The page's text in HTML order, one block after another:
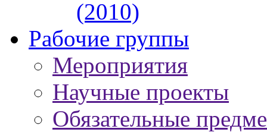
(2010)
Рабочие группы
Мероприятия
Научные проекты
Обязательные